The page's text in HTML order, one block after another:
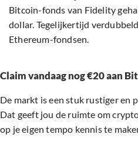
Bitcoin-fonds van Fidelity
dollar. Tegelijkertijd
Ethereum-fondsen.
Claim vandaag nog €20 aan
De markt is een stuk rustiger en
Dat geeft jou de ruimte om
op je eigen tempo kennis te